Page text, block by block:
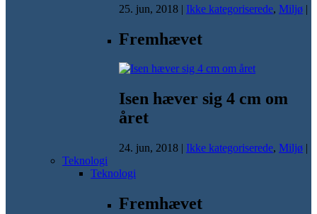
25. jun, 2018 | Ikke kategoriserede, Miljø |
Fremhævet
Isen hæver sig 4 cm om
året
24. jun, 2018 | Ikke kategoriserede, Miljø |
Teknologi
Teknologi
Fremhævet